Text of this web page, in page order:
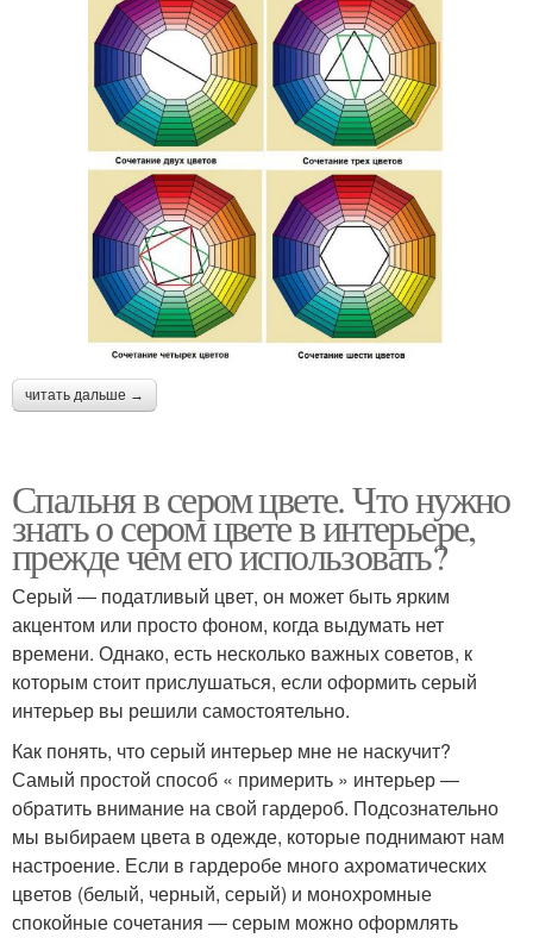
читать дальше →
Спальня в сером цвете. Что нужно
знать о сером цвете в интерьере,
прежде чем его использовать?
Серый ― податливый цвет, он может быть ярким
акцентом или просто фоном, когда выдумать нет
времени. Однако, есть несколько важных советов, к
которым стоит прислушаться, если оформить серый
интерьер вы решили самостоятельно.
Как понять, что серый интерьер мне не наскучит?
Самый простой способ « примерить » интерьер ―
обратить внимание на свой гардероб. Подсознательно
мы выбираем цвета в одежде, которые поднимают нам
настроение. Если в гардеробе много ахроматических
цветов (белый, черный, серый) и монохромные
спокойные сочетания ― серым можно оформлять